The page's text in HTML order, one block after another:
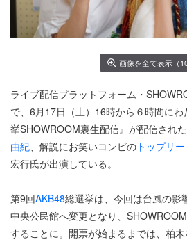
画像を全て表示（10
ライブ配信プラットフォーム・
で、6月17日（土）16時から６時間にわ
挙SHOWROOM裏生配信』が配信された
由紀 、解説にお笑いコンビの トップリー
宏行氏が出演している。
第9回AKB48総選挙は、今回は台風の影
中央公民館へ変更となり、
することに。開票が始まるまでは、柏